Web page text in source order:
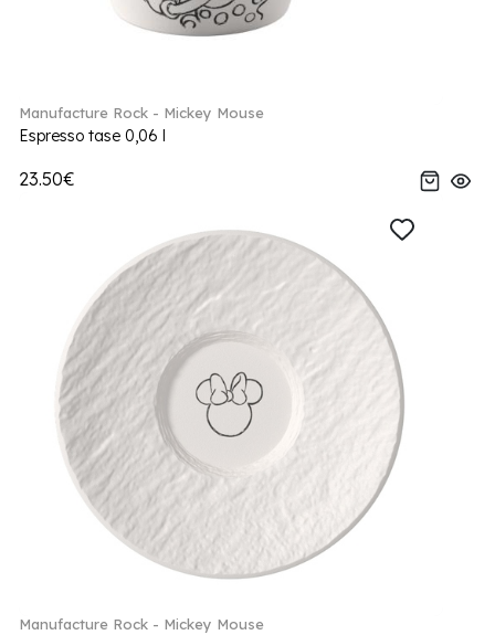
Manufacture Rock - Mickey Mouse
Espresso tase 0,06 l
23.50€
Manufacture Rock - Mickey Mouse